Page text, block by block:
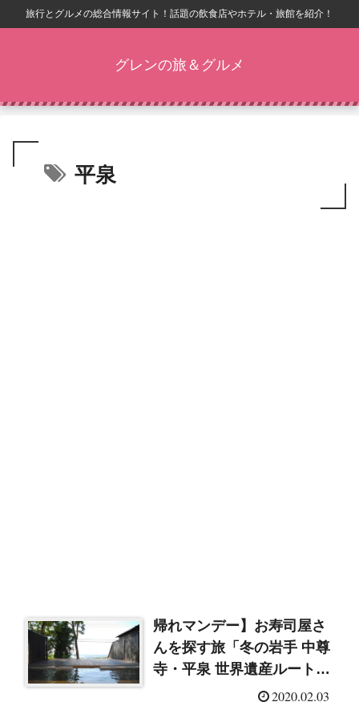
旅行とグルメの総合情報サイト！話題の飲食店やホテル・旅館を紹介！
グレンの旅＆グルメ
平泉
帰れマンデー】お寿司屋さ
んを探す旅「冬の岩手 中尊
寺・平泉 世界遺産ルート」
絶景の天空露天風呂2020.02.03